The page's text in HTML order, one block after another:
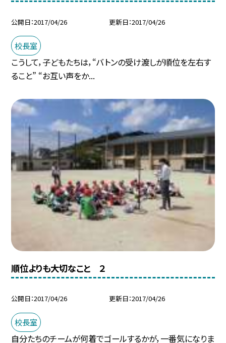
公開日 2017/04/26 更新日 2017/04/26
校長室
こうして，子どもたちは，“バトンの受け渡しが順位を左右す
ること” “お互い声をか...
順位よりも大切なこと ２
公開日 2017/04/26 更新日 2017/04/26
校長室
自分たちのチームが何着でゴールするかが，一番気になりま